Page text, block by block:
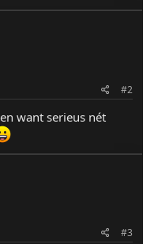
#2
want serieus nét
#3